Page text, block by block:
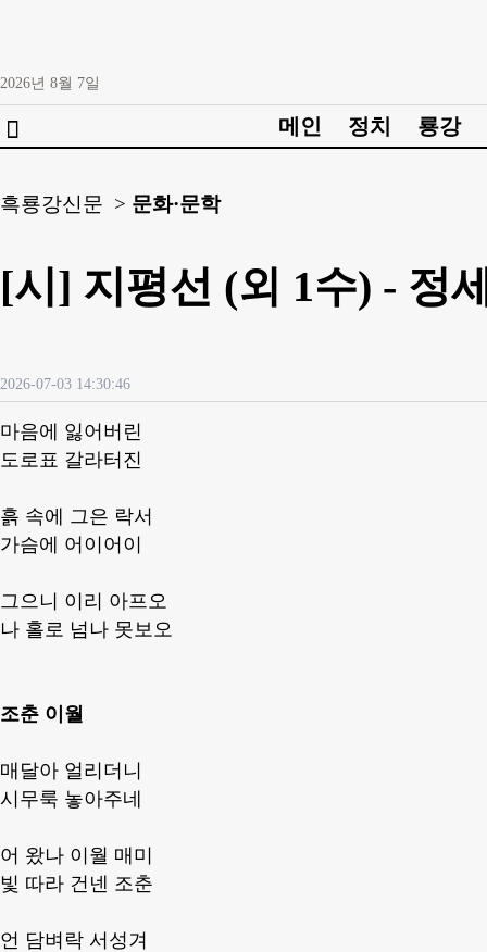
2026년 8월 7일
 메인 정치 룡강
흑룡강신문 > 문화·문학
[시] 지평선 (외 1수) - 정
2026-07-03 14:30:46
마음에 잃어버린
도로표 갈라터진
흙 속에 그은 락서
가슴에 어이어이
그으니 이리 아프오
나 홀로 넘나 못보오
조춘 이월
매달아 얼리더니
시무룩 놓아주네
어 왔나 이월 매미
빛 따라 건넨 조춘
언 담벼락 서성겨